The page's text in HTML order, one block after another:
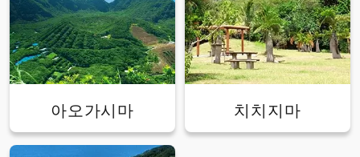
아오가시마 치치지마